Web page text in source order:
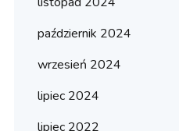
październik 2024
wrzesień 2024
lipiec 2024
lipiec 2022